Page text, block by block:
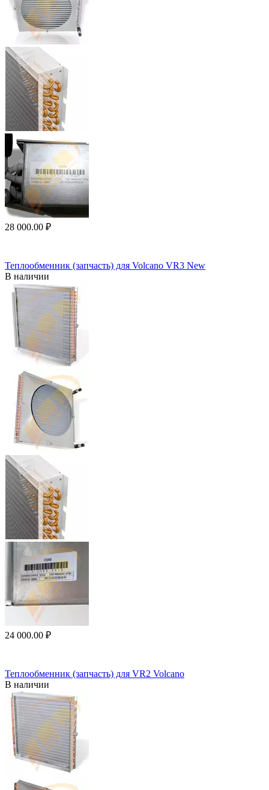
28 000.00 ₽
Теплообменник (запчасть) для Volcano VR3 New
В наличии
24 000.00 ₽
Теплообменник (запчасть) для VR2 Volcano
В наличии